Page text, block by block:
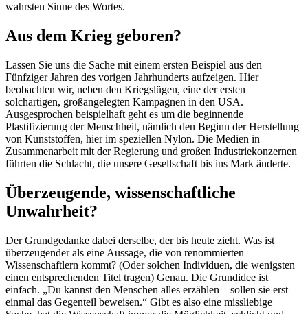
wahrsten Sinne des Wortes.
Aus dem Krieg geboren?
Lassen Sie uns die Sache mit einem ersten Beispiel aus den
Fünfziger Jahren des vorigen Jahrhunderts aufzeigen. Hier
beobachten wir, neben den Kriegslügen, eine der ersten
solchartigen, großangelegten Kampagnen in den USA.
Ausgesprochen beispielhaft geht es um die beginnende
Plastifizierung der Menschheit, nämlich den Beginn der Herstellung
von Kunststoffen, hier im speziellen Nylon. Die Medien in
Zusammenarbeit mit der Regierung und großen Industriekonzernen
führten die Schlacht, die unsere Gesellschaft bis ins Mark änderte.
Überzeugende, wissenschaftliche
Unwahrheit?
Der Grundgedanke dabei derselbe, der bis heute zieht. Was ist
überzeugender als eine Aussage, die von renommierten
Wissenschaftlern kommt? (Oder solchen Individuen, die wenigsten
einen entsprechenden Titel tragen) Genau. Die Grundidee ist
einfach. „Du kannst den Menschen alles erzählen – sollen sie erst
einmal das Gegenteil beweisen.“ Gibt es also eine missliebige